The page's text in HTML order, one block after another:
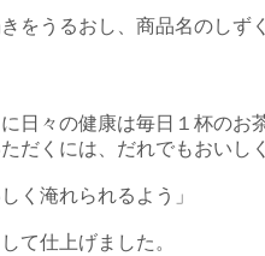
をうるおし、商品名のし
日々の健康は毎日１杯のお
だくには、だれでもおいし
く淹れられるよう」
て仕上げました。